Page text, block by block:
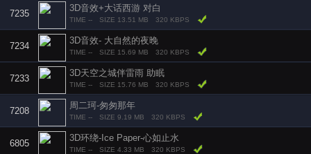
7235
3D音效+大话西游 对白
TIME -- SIZE 13.51 MB 320 KBPS
7234
3D音效- 大自然的夜晚
TIME -- SIZE 15.69 MB 320 KBPS
7233
3D天空之城伴雷雨 助眠
TIME -- SIZE 15.76 MB 320 KBPS
7208
周二珂-匆匆那年
TIME -- SIZE 9.19 MB 320 KBPS
6805
3D环绕-Ice Paper-心如止水
TIME -- SIZE 4.33 MB 320 KBPS